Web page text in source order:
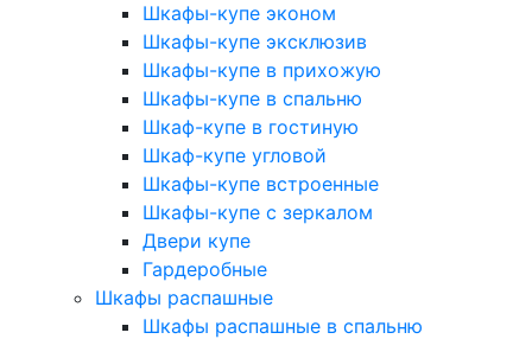
Шкафы-купе эконом
Шкафы-купе эксклюзив
Шкафы-купе в прихожую
Шкафы-купе в спальню
Шкаф-купе в гостиную
Шкаф-купе угловой
Шкафы-купе встроенные
Шкафы-купе с зеркалом
Двери купе
Гардеробные
Шкафы распашные
Шкафы распашные в спальню